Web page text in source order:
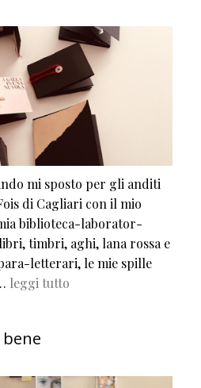
mi sposto per gli anditi
di Cagliari con il mio
biblioteca-laborator-
timbri, aghi, lana rossa e
letterari, le mie spille
leggi tutto
bene